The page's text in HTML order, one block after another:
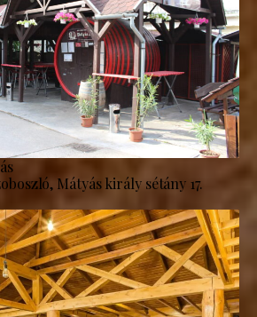
Mátyás király sétány 17.